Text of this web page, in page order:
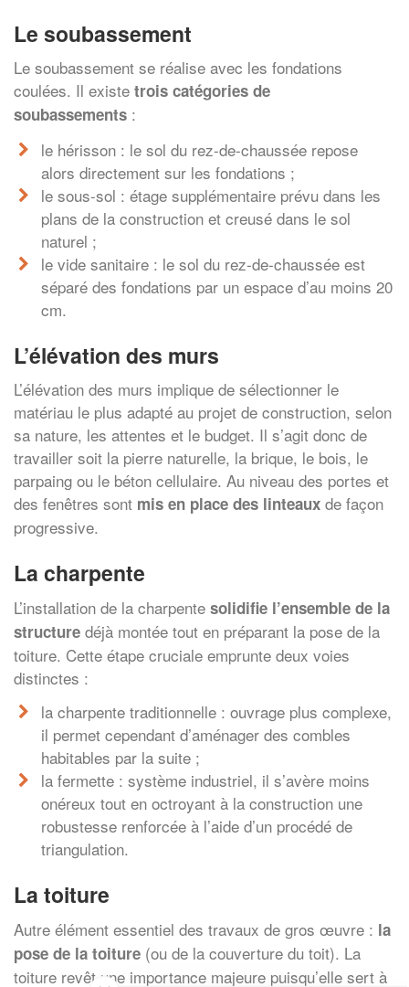
Le soubassement
Le soubassement se réalise avec les fondations
coulées. Il existe trois catégories de
soubassements :
le hérisson : le sol du rez-de-chaussée repose
alors directement sur les fondations ;
le sous-sol : étage supplémentaire prévu dans les
plans de la construction et creusé dans le sol
naturel ;
le vide sanitaire : le sol du rez-de-chaussée est
séparé des fondations par un espace d’au moins 20
cm.
L’élévation des murs
L’élévation des murs implique de sélectionner le
matériau le plus adapté au projet de construction, selon
sa nature, les attentes et le budget. Il s’agit donc de
travailler soit la pierre naturelle, la brique, le bois, le
parpaing ou le béton cellulaire. Au niveau des portes et
des fenêtres sont mis en place des linteaux de façon
progressive.
La charpente
L’installation de la charpente solidifie l’ensemble de la
structure déjà montée tout en préparant la pose de la
toiture. Cette étape cruciale emprunte deux voies
distinctes :
la charpente traditionnelle : ouvrage plus complexe,
il permet cependant d’aménager des combles
habitables par la suite ;
la fermette : système industriel, il s’avère moins
onéreux tout en octroyant à la construction une
robustesse renforcée à l’aide d’un procédé de
triangulation.
La toiture
Autre élément essentiel des travaux de gros œuvre : la
pose de la toiture (ou de la couverture du toit). La
toiture revêt une importance majeure puisqu’elle sert à